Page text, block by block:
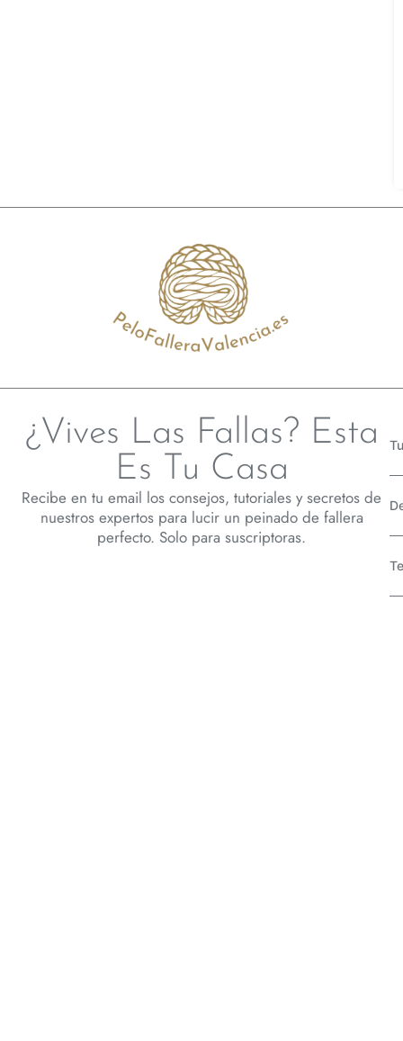
¿Vives Las Fallas? Esta
Es Tu Casa
Recibe en tu email los consejos, tutoriales y secretos de
nuestros expertos para lucir un peinado de fallera
perfecto. Solo para suscriptoras.